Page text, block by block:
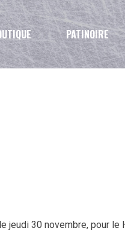
PATINOIRE
30 novembre, pour